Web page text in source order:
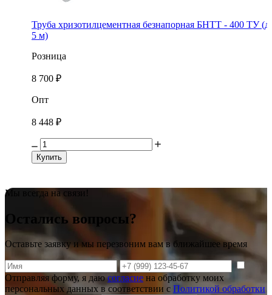
Труба хризотилцементная безнапорная БНТТ - 400 ТУ
5 м)
Розница
8 700 ₽
Опт
8 448 ₽
Купить
Мы всегда на связи!
Остались вопросы?
Оставьте заявку и мы перезвоним вам в ближайшее время
Отправляя форму, я даюсогласие на обработку моих
персональных данных в соответствии с Политикой обработки